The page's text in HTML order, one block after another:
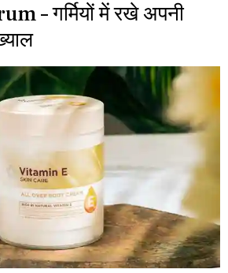
– गर्मियों में रखे अपनी